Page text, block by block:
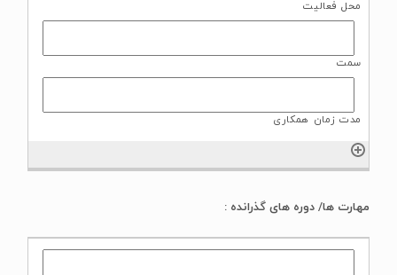
مهارت ها/ دوره های گذرانده :